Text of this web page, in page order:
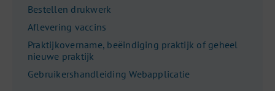
Bestellen drukwerk
Aflevering vaccins
Praktijkovername, beëindiging praktijk of geheel
nieuwe praktijk
Gebruikershandleiding Webapplicatie